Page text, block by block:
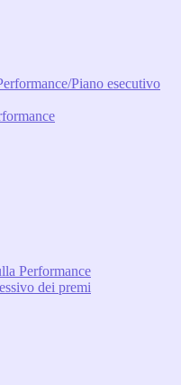
Piano esecutivo
Performance
dei premi